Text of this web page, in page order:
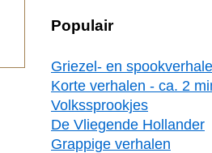
Populair
Griezel- en
Korte verhalen - ca. 2
Volkssprookjes
De Vliegende Hollander
Grappige verhalen